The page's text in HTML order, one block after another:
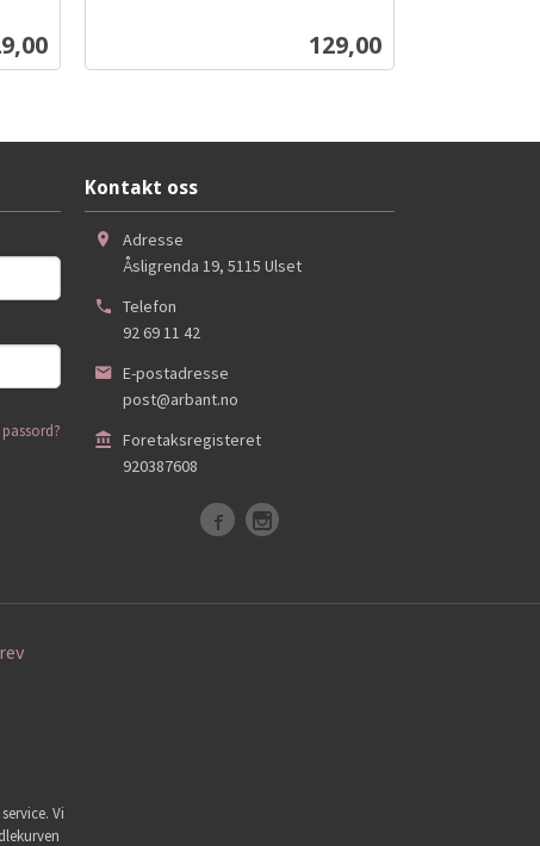
Pris
129,00
Kontakt oss
Adresse
Åsligrenda 19, 5115 Ulset
Telefon
92 69 11 42
E-postadresse
post@arbant.no
Foretaksregisteret
920387608
Vi